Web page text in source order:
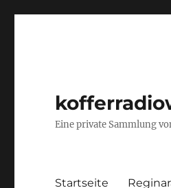
Eine private Sammlung
Startseite